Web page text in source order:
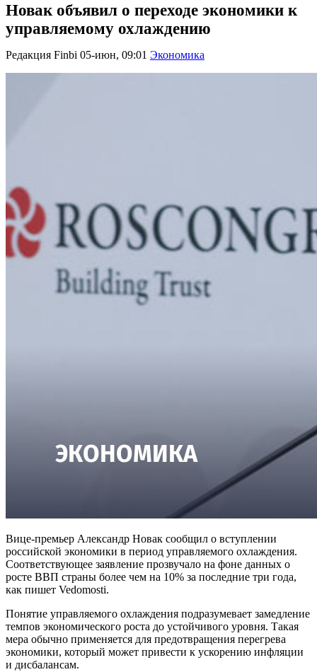
Новак объявил о переходе экономики к
управляемому охлаждению
Редакция Finbi 05-июн, 09:01 Экономика
Вице-премьер Александр Новак сообщил о вступлении
российской экономики в период управляемого охлаждения.
Соответствующее заявление прозвучало на фоне данных о
росте ВВП страны более чем на 10% за последние три года,
как пишет Vedomosti.
Понятие управляемого охлаждения подразумевает замедление
темпов экономического роста до устойчивого уровня. Такая
мера обычно применяется для предотвращения перегрева
экономики, который может привести к ускорению инфляции
и дисбалансам.